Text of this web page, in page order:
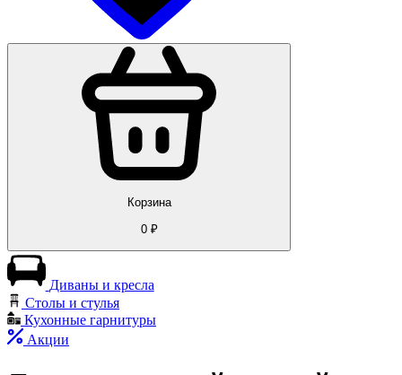
Корзина
0₽
Диваны и кресла
Столы и стулья
Кухонные гарнитуры
Акции